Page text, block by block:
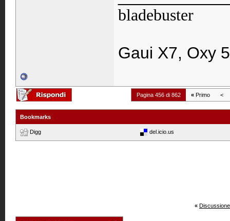
bladebuster
Gaui X7, Oxy
Pagina 456 di 862 « Primo <
Bookmarks
Digg del.icio.us
«